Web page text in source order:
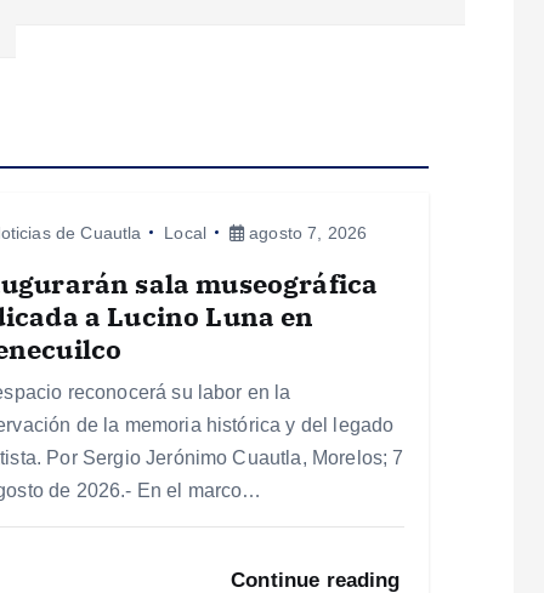
de Cuautla Local agosto 7, 2026
sala museográfica
a Lucino Luna en
reconocerá su labor en la
de la memoria histórica y del legado
Por Sergio Jerónimo Cuautla, Morelos; 7
de 2026.- En el marco…
Continue reading